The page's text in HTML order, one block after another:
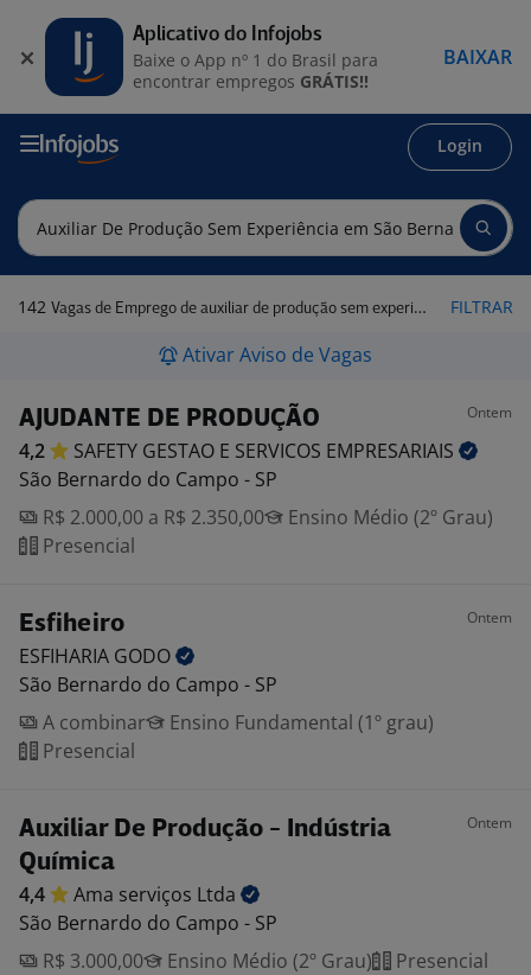
Login
142 Vagas de Emprego de auxiliar de produção sem experiência em São Bernardo do Campo - SP FILTRAR
Ativar Aviso de Vagas
AJUDANTE DE PRODUÇÃO Ontem
4,2 SAFETY GESTAO E SERVICOS EMPRESARIAIS
São Bernardo do Campo - SP
R$ 2.000,00 a R$ 2.350,00
Ensino Médio (2º Grau)
Presencial
Esfiheiro Ontem
ESFIHARIA GODO
São Bernardo do Campo - SP
A combinar
Ensino Fundamental (1º grau)
Presencial
Auxiliar De Produção - Indústria
Química
Ontem
4,4 Ama serviços Ltda
São Bernardo do Campo - SP
R$ 3.000,00
Ensino Médio (2º Grau) Presencial
Aplicativo do Infojobs
Baixe o App nº 1 do Brasil para
encontrar empregos GRÁTIS!!
BAIXAR